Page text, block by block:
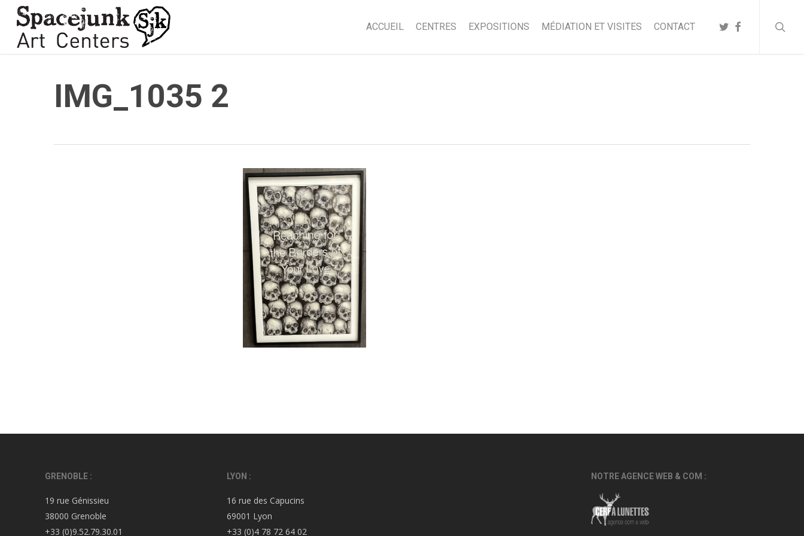
ACCUEIL CENTRES EXPOSITIONS MÉDIATION ET VISITES CONTACT TWITTER
FACEBOOK
IMG_1035 2
GRENOBLE :
19 rue Génissieu
38000 Grenoble
+33 (0)9.52.79.30.01
LYON :
16 rue des Capucins
69001 Lyon
+33 (0)4 78 72 64 02
NOTRE AGENCE WEB & COM :